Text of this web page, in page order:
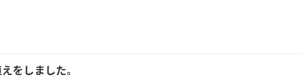
をしました。